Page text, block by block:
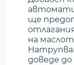
ще
на
доведе